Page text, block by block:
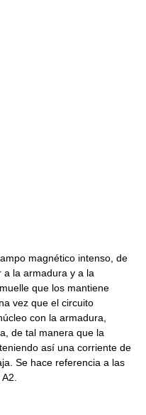
magnético intenso, de
a la armadura y a la
que los mantiene
vez que el circuito
con la armadura,
de tal manera que la
así una corriente de
Se hace referencia a las